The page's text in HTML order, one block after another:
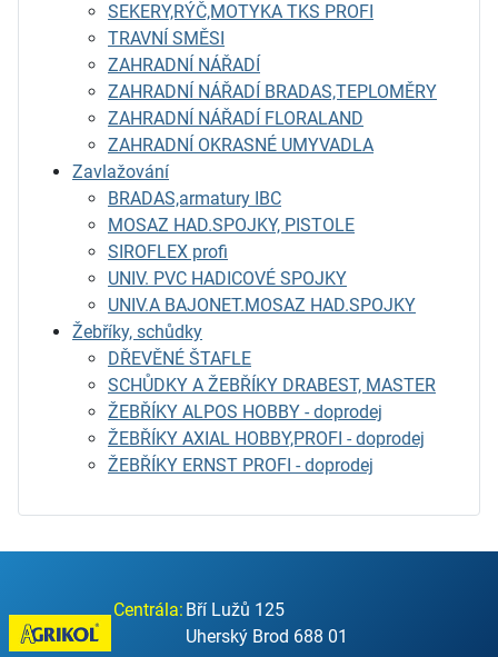
SEKERY,RÝČ,MOTYKA TKS PROFI
TRAVNÍ SMĚSI
ZAHRADNÍ NÁŘADÍ
ZAHRADNÍ NÁŘADÍ BRADAS,TEPLOMĚRY
ZAHRADNÍ NÁŘADÍ FLORALAND
ZAHRADNÍ OKRASNÉ UMYVADLA
Zavlažování
BRADAS,armatury IBC
MOSAZ HAD.SPOJKY, PISTOLE
SIROFLEX profi
UNIV. PVC HADICOVÉ SPOJKY
UNIV.A BAJONET.MOSAZ HAD.SPOJKY
Žebříky, schůdky
DŘEVĚNÉ ŠTAFLE
SCHŮDKY A ŽEBŘÍKY DRABEST, MASTER
ŽEBŘÍKY ALPOS HOBBY - doprodej
ŽEBŘÍKY AXIAL HOBBY,PROFI - doprodej
ŽEBŘÍKY ERNST PROFI - doprodej
Centrála: Bří Lužů 125
Uherský Brod 688 01